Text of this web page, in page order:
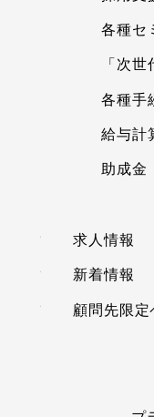
各種セ
「次
各種手
給与計
助成金
求人情報
新着情報
顧問先限定